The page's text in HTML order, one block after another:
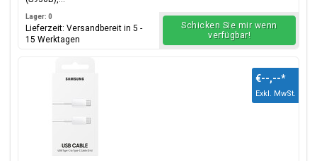
Lager: 0
Lieferzeit: Versandbereit in 5 -
15 Werktagen
Schicken Sie mir wenn
verfügbar!
€--,--*
Exkl. MwSt.